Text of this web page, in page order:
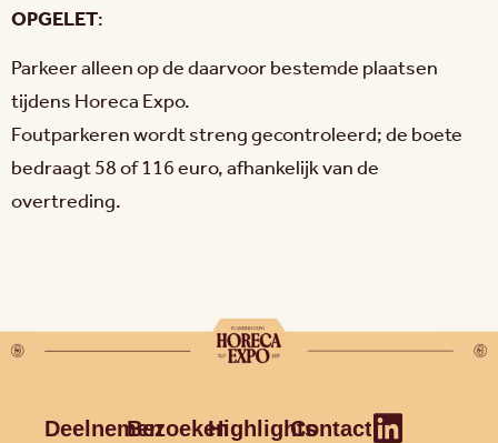
OPGELET:
Parkeer alleen op de daarvoor bestemde plaatsen
tijdens Horeca Expo.
Foutparkeren wordt streng gecontroleerd; de boete
bedraagt 58 of 116 euro, afhankelijk van de
overtreding.
DeelnemenBezoekenHighlightsContact